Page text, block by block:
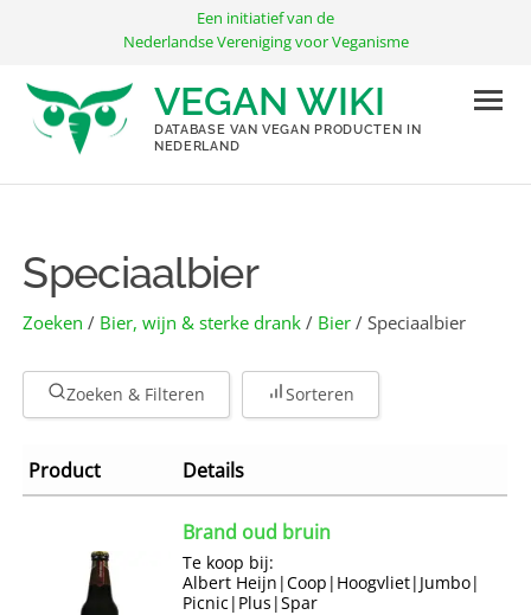
inhoud
Een initiatief van de
Nederlandse Vereniging voor Veganisme
VEGAN WIKI
DATABASE VAN VEGAN PRODUCTEN IN
NEDERLAND
Speciaalbier
Zoeken / Bier, wijn & sterke drank / Bier / Speciaalbier
Zoeken & Filteren Sorteren
Product Details
Brand oud bruin
Te koop bij:
Albert Heijn |Coop | Hoogvliet| Jumbo|
Picnic| Plus |Spar